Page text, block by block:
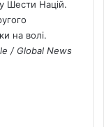
Шести Націй.
на волі.
/ Global News